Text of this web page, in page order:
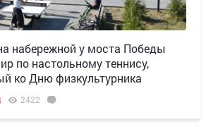
набережной у моста Победы
по настольному теннису,
ко Дню физкультурника
2422